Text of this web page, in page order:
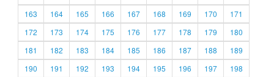
163
164 165 166 167 168 169 170
171
172
173 174 175 176 177 178 179
180
181
182 183 184 185 186 187 188
189
190
191 192 193 194 195 196 197
198